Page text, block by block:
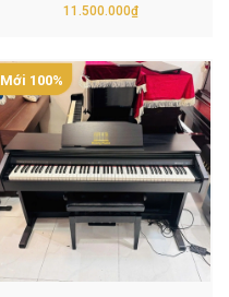
11.500.000₫
Mới 100%